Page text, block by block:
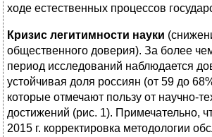
ходе естественных процессов
Кризис легитимности науки
общественного доверия). За более
период исследований наблюдается
устойчивая доля россиян (от 59 до
которые отмечают пользу от научно-
достижений (рис. 1). Примечательно,
2015 г. корректировка методологии